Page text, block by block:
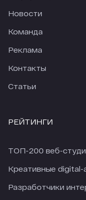
Новости
Команда
Реклама
Контакты
Статьи
РЕЙТИНГИ
ТОП-200 веб-
Креативные digital-
Разработчики